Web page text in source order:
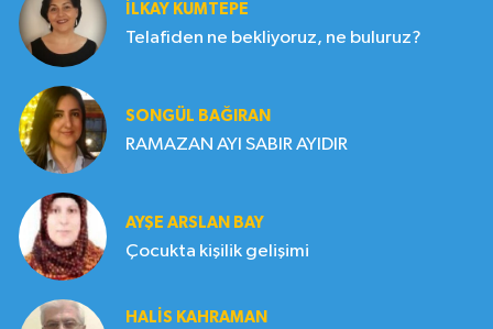
İLKAY KUMTEPE
Telafiden ne bekliyoruz, ne buluruz?
SONGÜL BAĞIRAN
RAMAZAN AYI SABIR AYIDIR
AYŞE ARSLAN BAY
Çocukta kişilik gelişimi
HALIS KAHRAMAN